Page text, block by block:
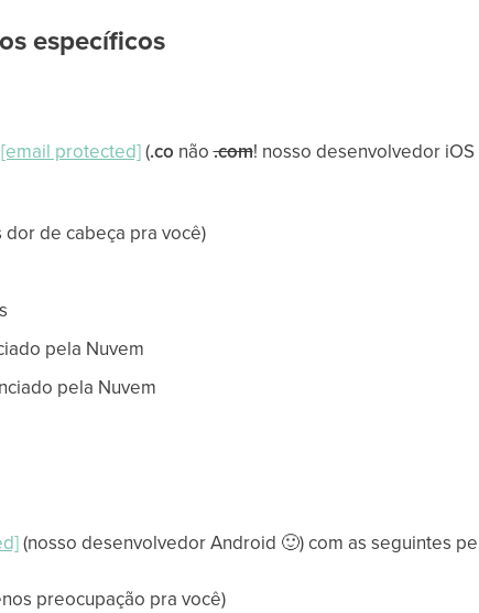
específicos
[email protected](.co não.com! nosso desenvolvedor iOS
de cabeça pra você)
pela Nuvem
pela Nuvem
(nosso desenvolvedor Android 🙂) com as seguintes
preocupação pra você)